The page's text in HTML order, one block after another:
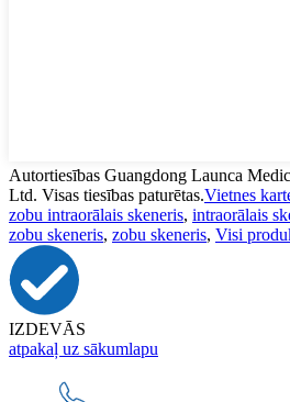
Autortiesības Guangdong Launca
Ltd. Visas tiesības paturētas.Vietnes
zobu intraorālais skeneris, intraorālais
zobu skeneris, zobu skeneris, Visi
IZDEVĀS
atpakaļ uz sākumlapu